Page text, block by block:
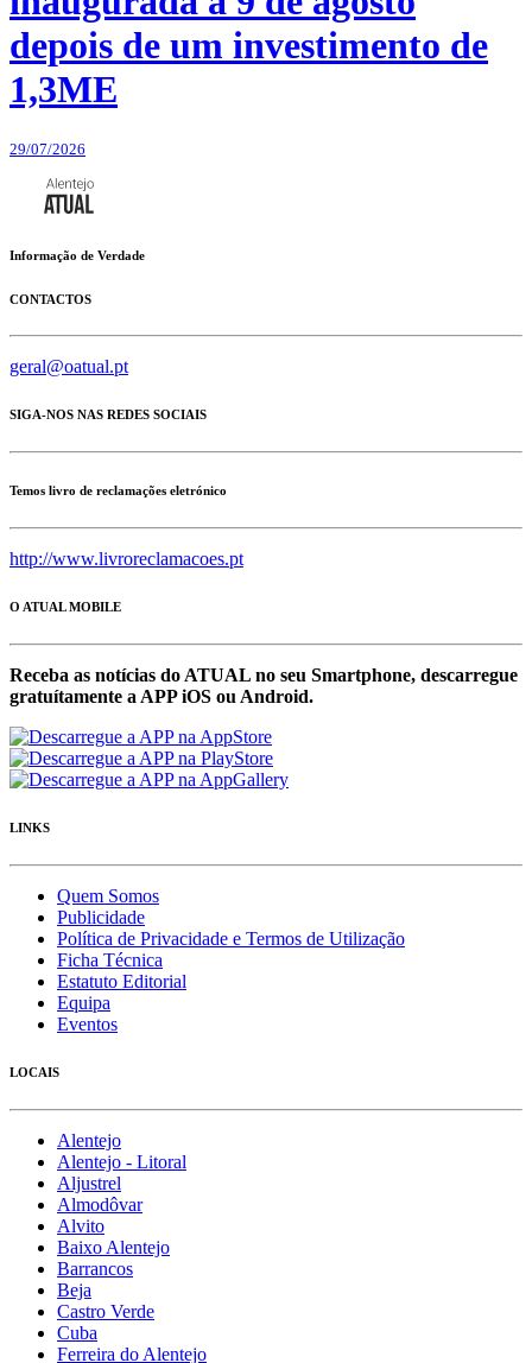
depois de um investimento de
1,3ME
29/07/2026
Informação de Verdade
CONTACTOS
geral@oatual.pt
SIGA-NOS NAS REDES SOCIAIS
Temos livro de reclamações eletrónico
http://www.livroreclamacoes.pt
O ATUAL MOBILE
Receba as notícias do ATUAL no seu Smartphone, descarregue
gratuítamente a APP iOS ou Android.
LINKS
Quem Somos
Publicidade
Política de Privacidade e Termos de Utilização
Ficha Técnica
Estatuto Editorial
Equipa
Eventos
LOCAIS
Alentejo
Alentejo - Litoral
Aljustrel
Almodôvar
Alvito
Baixo Alentejo
Barrancos
Beja
Castro Verde
Cuba
Ferreira do Alentejo